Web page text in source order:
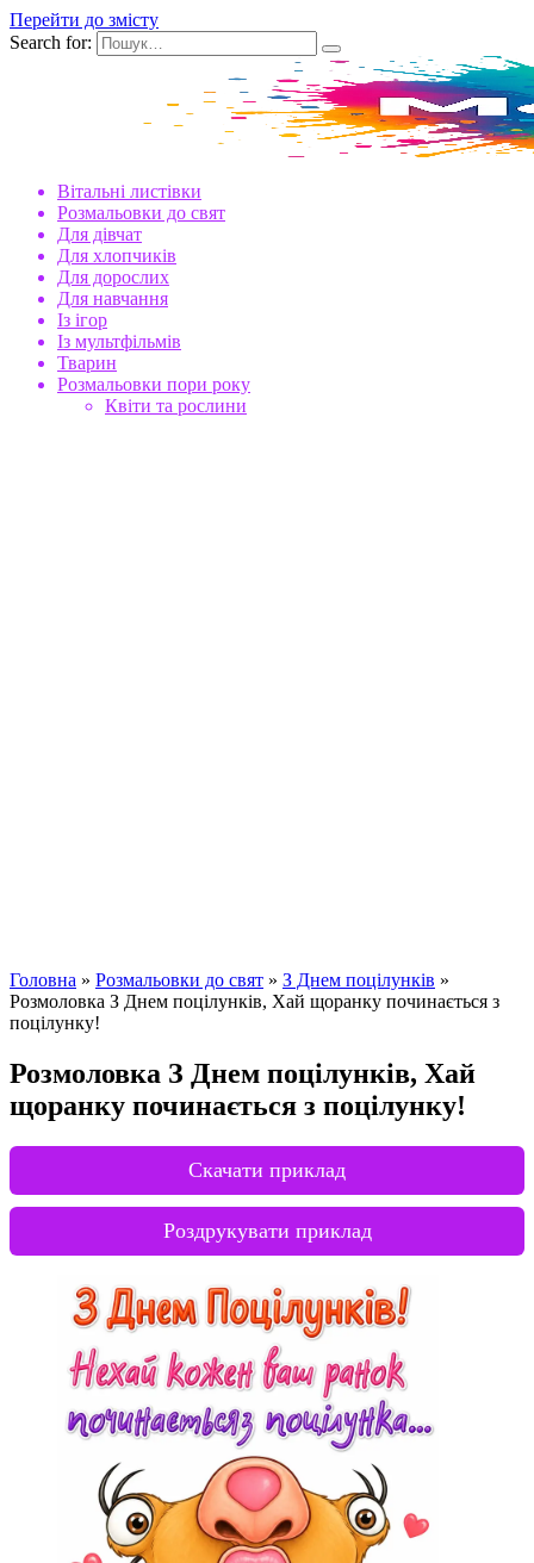
Перейти до змісту
Search for:
Вітальні листівки
Розмальовки до свят
Для дівчат
Для хлопчиків
Для дорослих
Для навчання
Із ігор
Із мультфільмів
Тварин
Розмальовки пори року
Квіти та рослини
Головна » Розмальовки до свят » З Днем поцілунків »
Розмоловка З Днем поцілунків, Хай щоранку починається з
поцілунку!
Розмоловка З Днем поцілунків, Хай
щоранку починається з поцілунку!
Скачати приклад
Роздрукувати приклад